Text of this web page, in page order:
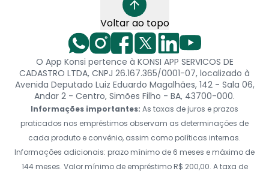
Voltar ao topo
O App Konsi pertence à KONSI APP SERVICOS DE
CADASTRO LTDA, CNPJ 26.167.365/0001-07, localizado à
Avenida Deputado Luiz Eduardo Magalhães, 142 - Sala 06,
Andar 2 - Centro, Simões Filho - BA, 43700-000.
Informações importantes: As taxas de juros e prazos
praticados nos empréstimos observam as determinações de
cada produto e convênio, assim como políticas internas.
Informações adicionais: prazo mínimo de 6 meses e máximo de
144 meses. Valor mínimo de empréstimo R$ 200,00. A taxa de